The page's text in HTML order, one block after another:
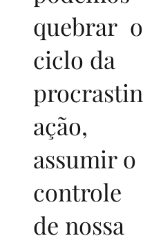
quebrar o
ciclo da
procrastin
ação,
assumir o
controle
de nossa